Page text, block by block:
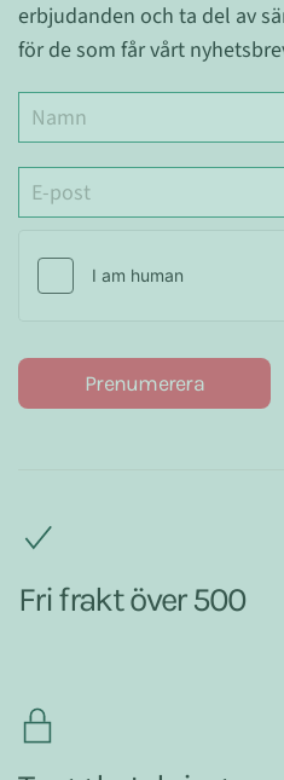
erbjudanden och ta del av
för de som får vårt
Prenumerera
Fri frakt över 500